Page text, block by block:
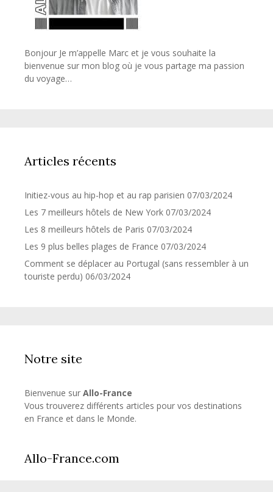
Bonjour Je m’appelle Marc et je vous souhaite la
bienvenue sur mon blog où je vous partage ma passion
du voyage…
Articles récents
Initiez-vous au hip-hop et au rap parisien 07/03/2024
Les 7 meilleurs hôtels de New York 07/03/2024
Les 8 meilleurs hôtels de Paris 07/03/2024
Les 9 plus belles plages de France 07/03/2024
Comment se déplacer au Portugal (sans ressembler à un
touriste perdu) 06/03/2024
Notre site
Bienvenue sur Allo-France
Vous trouverez différents articles pour vos destinations
en France et dans le Monde.
Allo-France.com